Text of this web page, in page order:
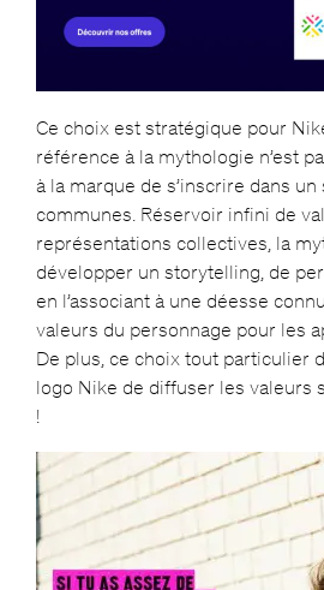
Ce choix est stratégique pour
référence à la mythologie n’est
à la marque de s’inscrire dans
communes. Réservoir infini de
représentations collectives, la
développer un storytelling, de
en l’associant à une déesse
valeurs du personnage pour les
De plus, ce choix tout particulier
logo Nike de diffuser les valeurs
!